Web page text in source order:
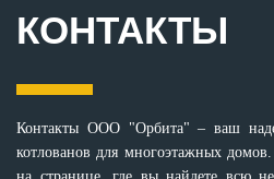
КОНТАКТЫ
Контакты ООО "Орбита" – ваш
котлованов для многоэтажных